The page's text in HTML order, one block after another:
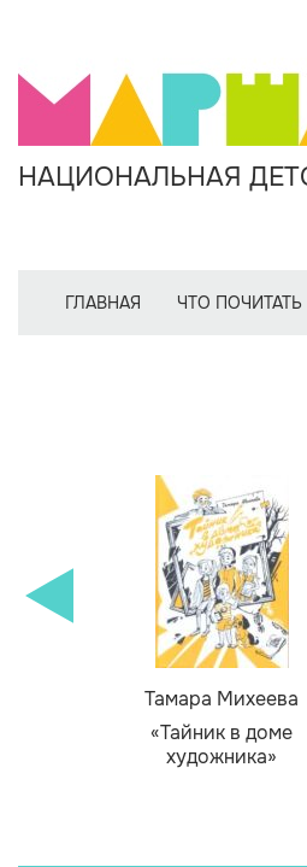
НАЦИОНАЛЬНАЯ
ГЛАВНАЯ ЧТО ПОЧИТАТЬ
Тамара Михеева
«Тайник в доме
художника»